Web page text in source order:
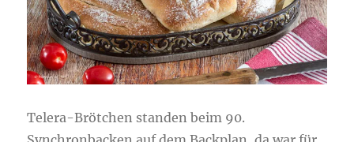
Telera-Brötchen standen beim 90.